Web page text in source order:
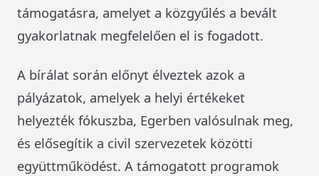
támogatásra, amelyet a közgyűlés a bevált
gyakorlatnak megfelelően el is fogadott.
A bírálat során előnyt élveztek azok a
pályázatok, amelyek a helyi értékeket
helyezték fókuszba, Egerben valósulnak meg,
és elősegítik a civil szervezetek közötti
együttműködést. A támogatott programok